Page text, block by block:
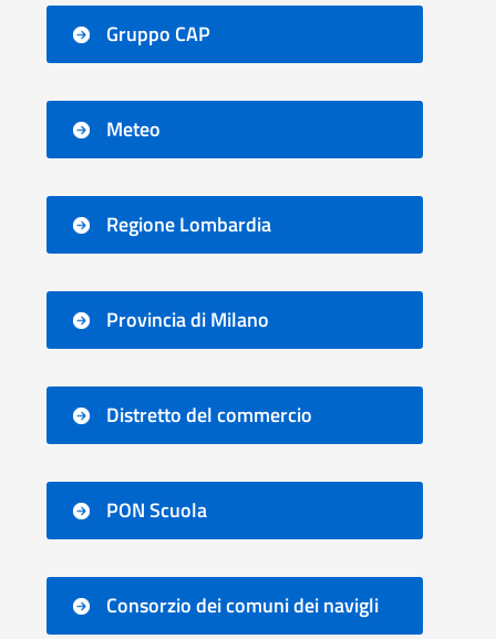
Gruppo CAP
Meteo
Regione Lombardia
Provincia di Milano
Distretto del commercio
PON Scuola
Consorzio dei comuni dei navigli